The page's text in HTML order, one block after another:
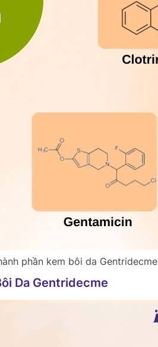
phần kem bôi da Gentridecme
Da Gentridecme